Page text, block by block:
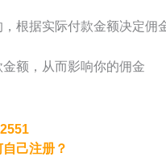
根据实际付款金额决定佣
额，从而影响你的佣金
己注册？